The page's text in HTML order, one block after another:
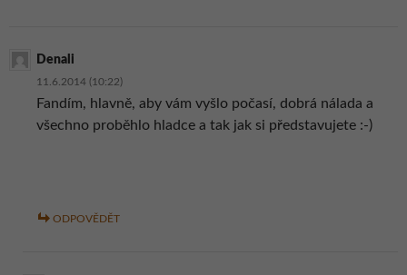
Denali
11.6.2014 (10:22)
Fandím, hlavně, aby vám vyšlo počasí, dobrá nálada a
všechno proběhlo hladce a tak jak si představujete :-)
ODPOVĚDĚT